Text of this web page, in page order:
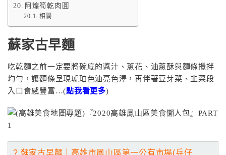
阿煌筍乾肉圓
相關
蘇家古早麵
吃乾麵之前一定要將碗底的醬汁、蔥花、油蔥酥與麵條攪拌
均勻，讓麵條呈現琥珀色油亮色澤，再伴著豆芽菜、韭菜段
入口食感豐富…(點我看更多)
? 蘇家古早麵｜ 高雄市鳳山區第一公有市場(兵仔